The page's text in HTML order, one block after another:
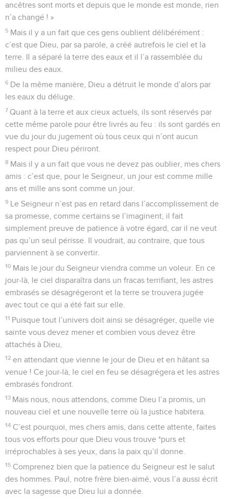
ancêtres sont morts et depuis que le monde est monde, rien
n’a changé ! »
5 Mais il y a un fait que ces gens oublient délibérément :
c’est que Dieu, par sa parole, a créé autrefois le ciel et la
terre. Il a séparé la terre des eaux et il l’a rassemblée du
milieu des eaux.
6 De la même manière, Dieu a détruit le monde d’alors par
les eaux du déluge.
7 Quant à la terre et aux cieux actuels, ils sont réservés par
cette même parole pour être livrés au feu : ils sont gardés en
vue du jour du jugement où tous ceux qui n’ont aucun
respect pour Dieu périront.
8 Mais il y a un fait que vous ne devez pas oublier, mes chers
amis : c’est que, pour le Seigneur, un jour est comme mille
ans et mille ans sont comme un jour.
9 Le Seigneur n’est pas en retard dans l’accomplissement de
sa promesse, comme certains se l’imaginent, il fait
simplement preuve de patience à votre égard, car il ne veut
pas qu’un seul périsse. Il voudrait, au contraire, que tous
parviennent à se convertir.
10 Mais le jour du Seigneur viendra comme un voleur. En ce
jour-là, le ciel disparaîtra dans un fracas terrifiant, les astres
embrasés se désagrégeront et la terre se trouvera jugée
avec tout ce qui a été fait sur elle.
11 Puisque tout l’univers doit ainsi se désagréger, quelle vie
sainte vous devez mener et combien vous devez être
attachés à Dieu,
12 en attendant que vienne le jour de Dieu et en hâtant sa
venue ! Ce jour-là, le ciel en feu se désagrégera et les astres
embrasés fondront.
13 Mais nous, nous attendons, comme Dieu l’a promis, un
nouveau ciel et une nouvelle terre où la justice habitera.
14 C’est pourquoi, mes chers amis, dans cette attente, faites
tous vos efforts pour que Dieu vous trouve *purs et
irréprochables à ses yeux, dans la paix qu’il donne.
15 Comprenez bien que la patience du Seigneur est le salut
des hommes. Paul, notre frère bien-aimé, vous l’a aussi écrit
avec la sagesse que Dieu lui a donnée.